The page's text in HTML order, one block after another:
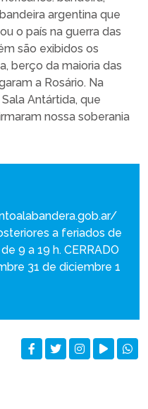
argentina que
o país na guerra das
são exibidos os
berço da maioria das
a Rosário. Na
Antártida, que
nossa soberania
a feriados de
9 a 19 h. CERRADO
31 de diciembre 1